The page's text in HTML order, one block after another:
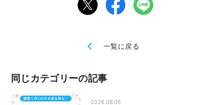
一覧に戻る
同じカテゴリーの記事
2026.08.06